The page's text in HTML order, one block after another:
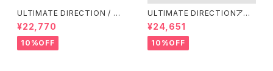
ULTIMATE DIRECTION / ア
ルティメット ディレクション Fas
tpackher 20 Women'S / Em
erald 2.0
¥22,770
10%OFF
ULTIMATE DIRECTIONアル
ディメット ディレクション/ XOD
US VESTA（エクソドス ベスタ）
ウィメンズ / ONYX
¥24,651
10%OFF